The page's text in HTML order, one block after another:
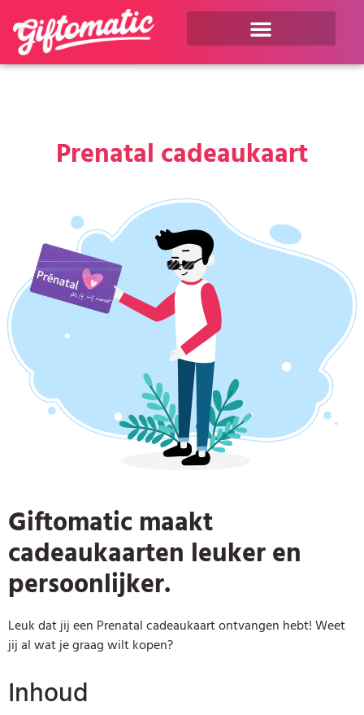
Prenatal cadeaukaart
Giftomatic maakt
cadeaukaarten leuker en
persoonlijker.
Leuk dat jij een Prenatal cadeaukaart ontvangen hebt! Weet
jij al wat je graag wilt kopen?
Inhoud